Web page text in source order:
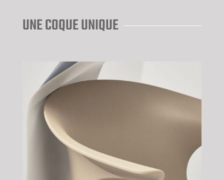
UNE COQUE UNIQUE